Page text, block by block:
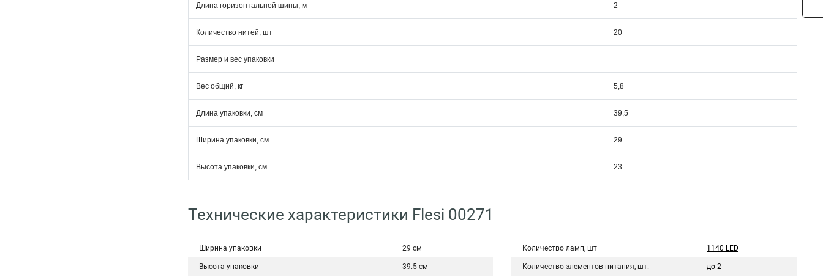
Длина горизонтальной шины, м 2
Количество нитей, шт 20
Размер и вес упаковки
Вес общий, кг 5,8
Длина упаковки, см 39,5
Ширина упаковки, см 29
Высота упаковки, см 23
Технические характеристики Flesi 00271
Ширина упаковки 29 см
Высота упаковки 39.5 см
Количество ламп, шт 1140 LED
Количество элементов питания, шт. до 2